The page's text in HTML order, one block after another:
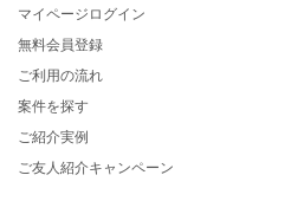
マイページログイン
無料会員登録
ご利用の流れ
案件を探す
ご紹介実例
ご友人紹介キャンペーン